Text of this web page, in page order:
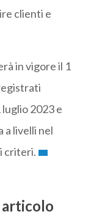
clienti e
in vigore il 1
2023 e
a livelli nel
criteri.
articolo